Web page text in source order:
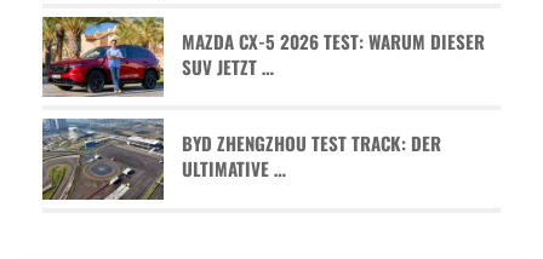
MAZDA CX-5 2026 TEST: WARUM DIESER
SUV JETZT …
BYD ZHENGZHOU TEST TRACK: DER
ULTIMATIVE …